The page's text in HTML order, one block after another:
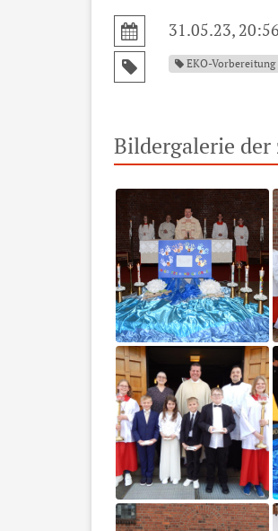
31.05.23, 20:56
EKO-Vorbereitung
Bildergalerie